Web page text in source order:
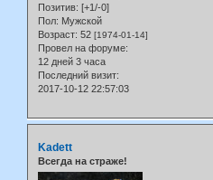
Позитив: [+1/-0]
Пол: Мужской
Возраст: 52 [1974-01-14]
Провел на форуме:
12 дней 3 часа
Последний визит:
2017-10-12 22:57:03
Kadett
Всегда на страже!